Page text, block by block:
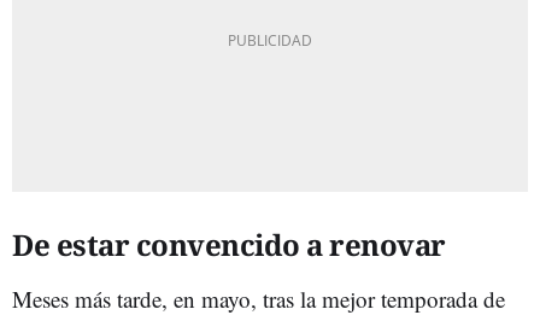
De estar convencido a renovar
Meses más tarde, en mayo, tras la mejor temporada de